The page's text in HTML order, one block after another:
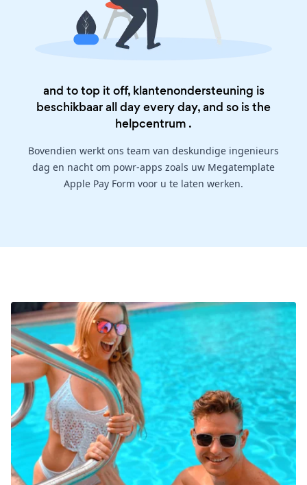
and to top it off, klantenondersteuning is
beschikbaar all day every day, and so is the
helpcentrum .
Bovendien werkt ons team van deskundige ingenieurs
dag en nacht om powr-apps zoals uw Megatemplate
Apple Pay Form voor u te laten werken.